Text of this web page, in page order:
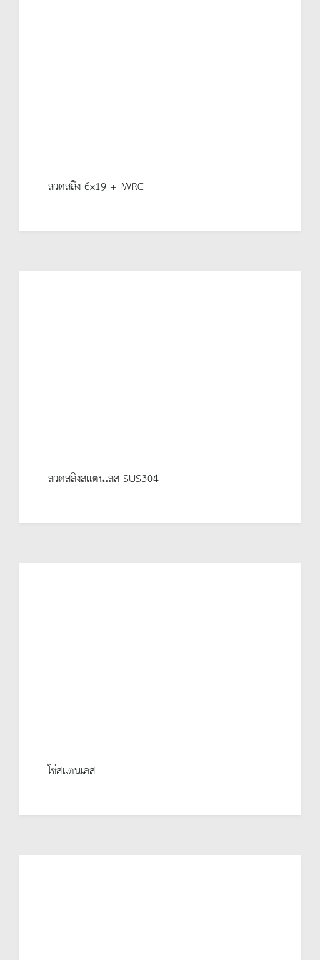
ลวดสลิง 6x19 + IWRC
ลวดสลิงสแตนเลส SUS304
โซ่สแตนเลส